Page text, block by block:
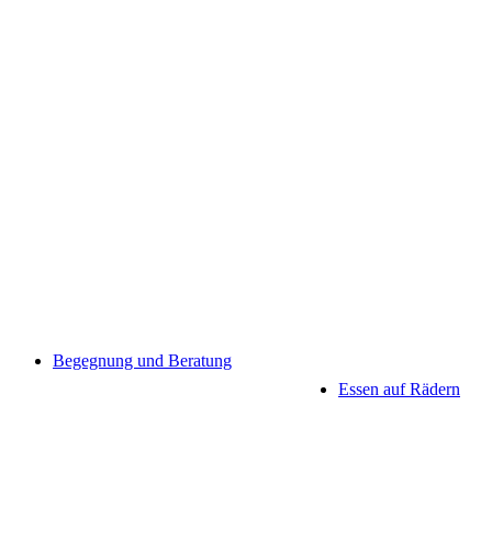
Begegnung und Beratung
Essen auf Rädern